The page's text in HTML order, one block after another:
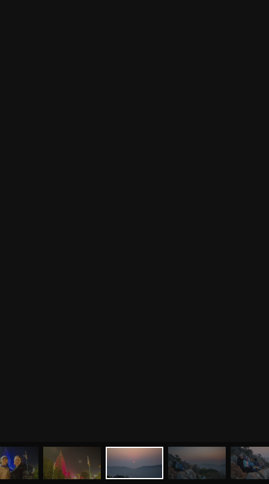
ЙОГА СЕМИНАРЫ МЕНЮ О НАС МАГАЗИН